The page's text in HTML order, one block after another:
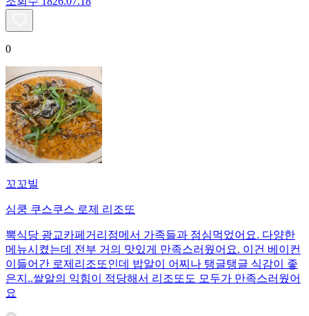
0
꼬꼬빌
심쿵 쿠스쿠스 로제 리조또
뽁식당 광교카페거리점메서 가족들과 점심먹었어요. 다양한
메뉴시켰는데 전부 거의 맛있게 만족스러웠어요. 이건 베이컨
이들어간 로제리조또인데 밥알이 어찌나 탱글탱글 식감이 좋
은지..쌀알의 익힘이 적당해서 리조또도 모두가 만족스러웠어
요